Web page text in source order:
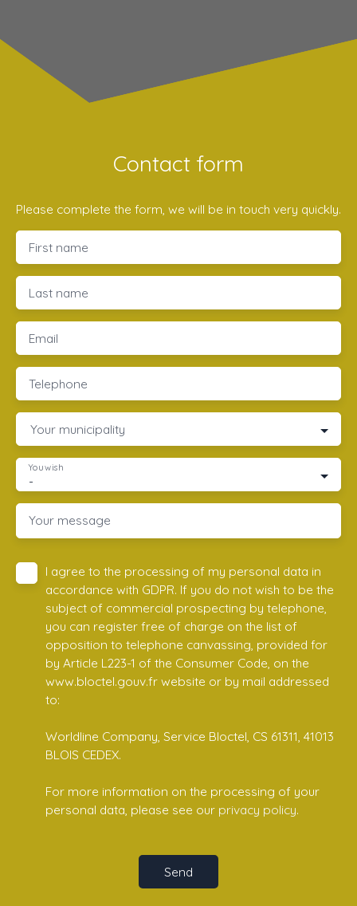
Contact form
Please complete the form, we will be in touch very quickly.
First name
Last name
Email
Telephone
Your municipality
-
You wish
Your message
I agree to the processing of my personal data in
accordance with GDPR. If you do not wish to be the
subject of commercial prospecting by telephone,
you can register free of charge on the list of
opposition to telephone canvassing, provided for
by Article L223-1 of the Consumer Code, on the
www.bloctel.gouv.fr website or by mail addressed
to:
Worldline Company, Service Bloctel, CS 61311, 41013
BLOIS CEDEX.
For more information on the processing of your
personal data, please see our privacy policy.
Send